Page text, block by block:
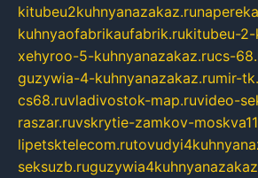
kitubeu2kuhnyanazakaz.ru
kuhnyaofabrikaufabrik.rukitubeu-2-
xehyroo-5-kuhnyanazakaz.rucs-
guzywia-4-kuhnyanazakaz.rumir-
cs68.ruvladivostok-map.ruvideo-
raszar.ruvskrytie-zamkov-
lipetsktelecom.ru
seksuzb.ru